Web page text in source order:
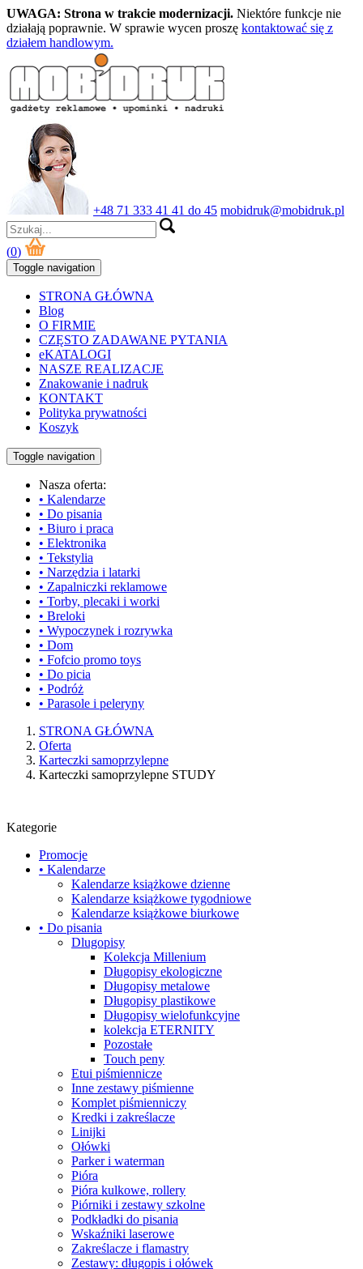
UWAGA: Strona w trakcie modernizacji. Niektóre funkcje nie
działają poprawnie. W sprawie wycen proszę kontaktować się z
działem handlowym.
+48 71 333 41 41 do 45 mobidruk@mobidruk.pl
(0)
Toggle navigation
STRONA GŁÓWNA
Blog
O FIRMIE
CZĘSTO ZADAWANE PYTANIA
eKATALOGI
NASZE REALIZACJE
Znakowanie i nadruk
KONTAKT
Polityka prywatności
Koszyk
Toggle navigation
Nasza oferta:
• Kalendarze
• Do pisania
• Biuro i praca
• Elektronika
• Tekstylia
• Narzędzia i latarki
• Zapalniczki reklamowe
• Torby, plecaki i worki
• Breloki
• Wypoczynek i rozrywka
• Dom
• Fofcio promo toys
• Do picia
• Podróż
• Parasole i peleryny
STRONA GŁÓWNA
Oferta
Karteczki samoprzylepne
Karteczki samoprzylepne STUDY
Kategorie
Promocje
• Kalendarze
Kalendarze książkowe dzienne
Kalendarze książkowe tygodniowe
Kalendarze książkowe biurkowe
• Do pisania
Dlugopisy
Kolekcja Millenium
Długopisy ekologiczne
Długopisy metalowe
Długopisy plastikowe
Długopisy wielofunkcyjne
kolekcja ETERNITY
Pozostałe
Touch peny
Etui piśmiennicze
Inne zestawy piśmienne
Komplet piśmienniczy
Kredki i zakreślacze
Linijki
Ołówki
Parker i waterman
Pióra
Pióra kulkowe, rollery
Piórniki i zestawy szkolne
Podkładki do pisania
Wskaźniki laserowe
Zakreślacze i flamastry
Zestawy: długopis i ołówek